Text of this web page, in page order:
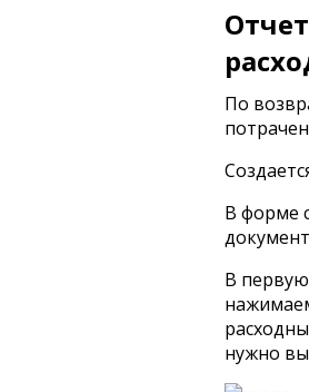
По
В форме
В
нужно